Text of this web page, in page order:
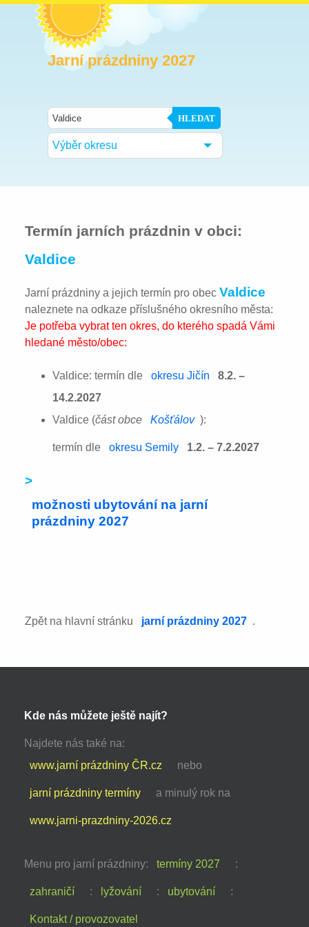
Jarní prázdniny 2027
HLEDAT
Výběr okresu
Termín jarních prázdnin v obci:
Valdice
Jarní prázdniny a jejich termín pro obecValdice
naleznete na odkaze příslušného okresního města:
Je potřeba vybrat ten okres, do kterého spadá Vámi
hledané město/obec:
Valdice: termín dle okresu Jičín
8.2. –
14.2.2027
Valdice (část obce Košťálov ):
termín dle okresu Semily 1.2. – 7.2.2027
>
možnosti ubytování na jarní
prázdniny 2027
Zpět na hlavní stránku jarní prázdniny 2027 .
Kde nás můžete ještě najít?
Najdete nás také na:
www.jarní prázdniny ČR.cz
nebo
jarní prázdniny termíny a minulý rok na
www.jarni-prazdniny-2026.cz
Menu pro jarní prázdniny: termíny 2027 :
zahraničí : lyžování : ubytování :
Kontakt / provozovatel